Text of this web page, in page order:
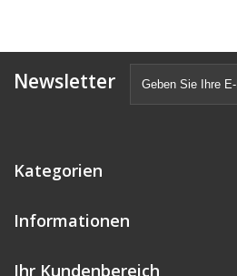
Newsletter
Kategorien
Informationen
Ihr Kundenbereich